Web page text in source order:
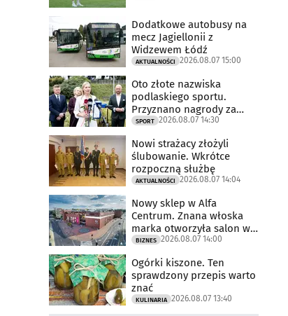
Dodatkowe autobusy na
mecz Jagiellonii z
Widzewem Łódź
AKTUALNOŚCI 2026.08.07 15:00
Oto złote nazwiska
podlaskiego sportu.
Przyznano nagrody za
2025 rok
SPORT 2026.08.07 14:30
Nowi strażacy złożyli
ślubowanie. Wkrótce
rozpoczną służbę
AKTUALNOŚCI 2026.08.07 14:04
Nowy sklep w Alfa
Centrum. Znana włoska
marka otworzyła salon w
Białymstoku
BIZNES 2026.08.07 14:00
Ogórki kiszone. Ten
sprawdzony przepis warto
znać
KULINARIA 2026.08.07 13:40